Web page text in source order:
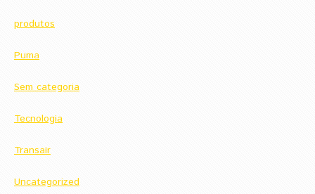
produtos
Puma
Sem categoria
Tecnologia
Transair
Uncategorized